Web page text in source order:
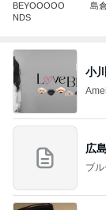
BEYOOOOO
NDS
島
小
広
ブ